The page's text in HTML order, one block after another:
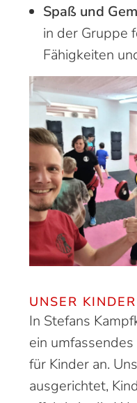
Spaß und
in der Gruppe
Fähigkeiten
UNSER
In Stefans
ein
für Kinder an.
ausgerichtet,